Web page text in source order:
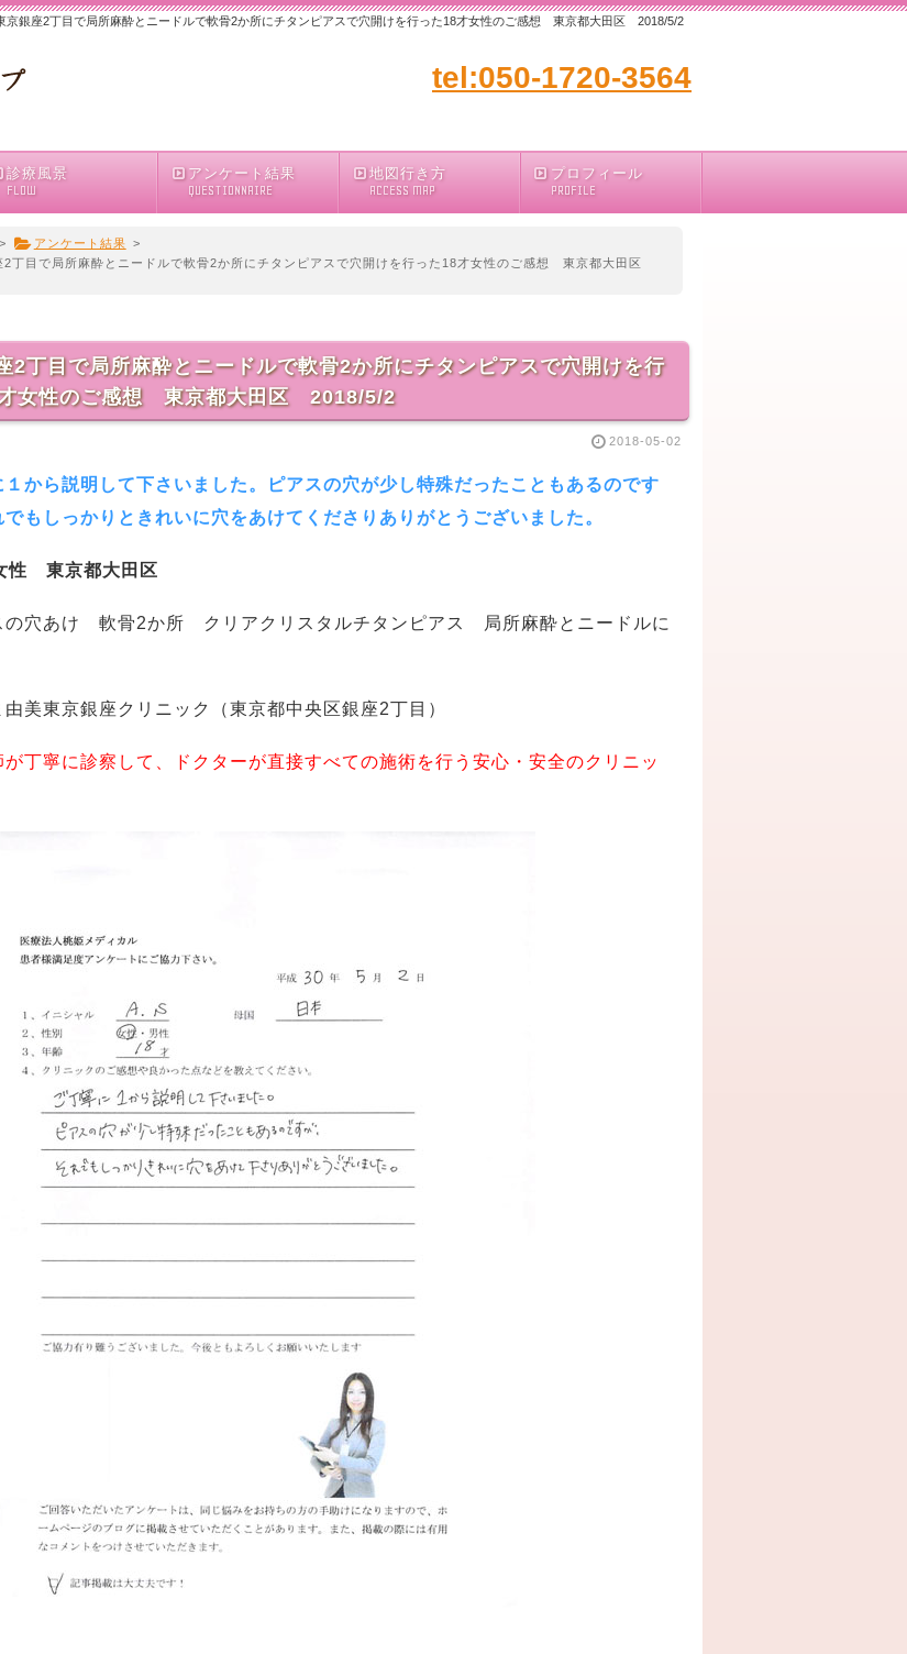
京銀座2丁目で局所麻酔とニードルで軟骨2か所にチタンピアスで穴開けを行った18才女性のご感想 東京都大田区 2018/5/2
tel:050-1720-3564
診療風景
FLOW
アンケート結果
QUESTIONNAIRE
地図行き方
ACCESS MAP
プロフィール
PROFILE
> アンケート結果 >
2丁目で局所麻酔とニードルで軟骨2か所にチタンピアスで穴開けを行った18才女性のご感想 東京都大田区
2丁目で局所麻酔とニードルで軟骨2か所にチタンピアスで穴開けを行
女性のご感想 東京都大田区 2018/5/2
2018-05-02
１から説明して下さいました。ピアスの穴が少し特殊だったこともあるのです
もしっかりときれいに穴をあけてくださりありがとうございました。
東京都大田区
の穴あけ 軟骨2か所 クリアクリスタルチタンピアス 局所麻酔とニードルに
由美東京銀座クリニック（東京都中央区銀座2丁目）
が丁寧に診察して、ドクターが直接すべての施術を行う安心・安全のクリニッ